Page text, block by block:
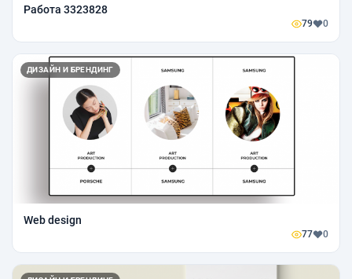
Работа 3323828
79 0
ДИЗАЙН И БРЕНДИНГ
Web design
77 0